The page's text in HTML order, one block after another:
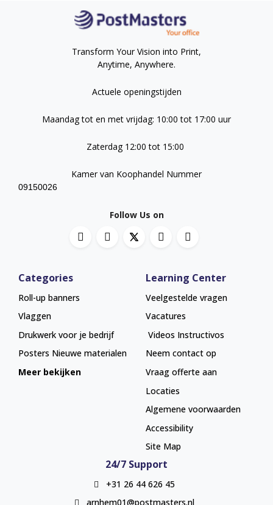
Transform Your Vision into Print,
Anytime, Anywhere.
Actuele openingstijden
Maandag tot en met vrijdag: 10:00 tot 17:00 uur
Zaterdag 12:00 tot 15:00
Kamer van Koophandel Nummer
09150026
Follow Us on
Categories
Roll-up banners
Vlaggen
Drukwerk voor je bedrijf
Posters Nieuwe materialen
Meer bekijken
Learning Center
Veelgestelde vragen
Vacatures
Videos Instructivos
Neem contact op
Vraag offerte aan
Locaties
Algemene voorwaarden
Accessibility
Site Map
24/7 Support
+31 26 44 626 45
arnhem01@postmasters.nl